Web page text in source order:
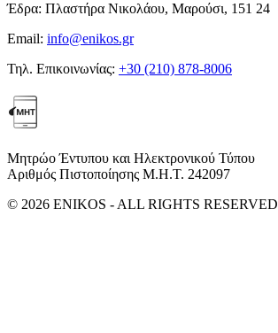
Έδρα: Πλαστήρα Νικολάου, Μαρούσι, 151 24
Email: info@enikos.gr
Τηλ. Επικοινωνίας: +30 (210) 878-8006
Μητρώο Έντυπου και Ηλεκτρονικού Τύπου
Αριθμός Πιστοποίησης Μ.Η.Τ. 242097
© 2026 ENIKOS - ALL RIGHTS RESERVED